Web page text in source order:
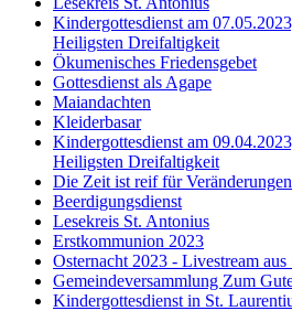
Kindergottesdienst am
Heiligsten Dreifaltigkeit
Ökumenisches Friedensgebet
Gottesdienst als Agape
Maiandachten
Kleiderbasar
Kindergottesdienst am
Heiligsten Dreifaltigkeit
Die Zeit ist reif für
Beerdigungsdienst
Lesekreis St. Antonius
Erstkommunion 2023
Osternacht 2023 - Livestream
Gemeindeversammlung Zum
Kindergottesdienst in St.